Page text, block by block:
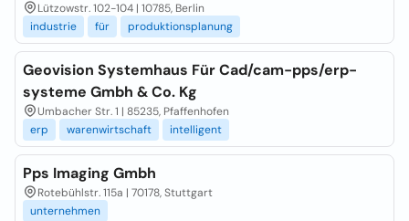
Lützowstr. 102-104 | 10785, Berlin
industrie
für produktionsplanung
Geovision Systemhaus Für Cad/cam-pps/erp-
systeme Gmbh & Co. Kg
Umbacher Str. 1 | 85235, Pfaffenhofen
erp
warenwirtschaft intelligent
Pps Imaging Gmbh
Rotebühlstr. 115a | 70178, Stuttgart
unternehmen